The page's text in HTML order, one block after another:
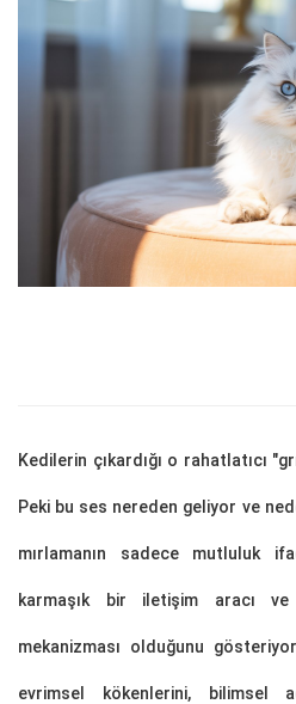
Kedilerin çıkardığı o rahatlatıcı
Peki bu ses nereden geliyor ve
mırlamanın sadece mutluluk
karmaşık bir iletişim aracı
mekanizması olduğunu
evrimsel kökenlerini, bilimsel